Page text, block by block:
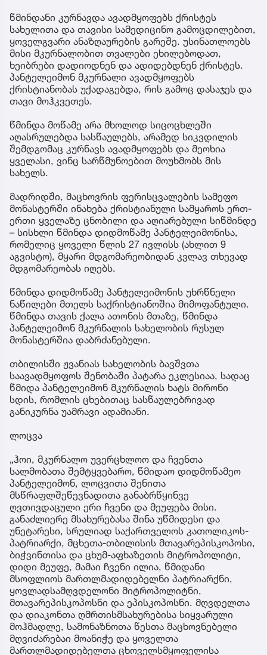
წმინდანი კურნავდა ავადმყოფებს ქრისტეს
სახელითა და თავისი სამედიცინო გამოცდილებით,
ყოველგვარი ანაზღაურების გარეშე. უსინათლოებს
მისი მკურნალობით თვალები ეხილებოდათ,
ხეიბრები დადიოდნენ და ადიდებდნენ ქრისტეს.
პანტელეიმონ მკურნალი ავადმყოფებს
ქრისტიანობას უქადაგებდა, რის გამოც დასაჯეს და
თავი მოჰკვეთეს.
წმინდა მოწამე არა მხოლოდ სიცოცხლეში
აღასრულებდა სასწაულებს, არამედ სიკვდილის
შემდგომაც კურნავს ავადმყოფებს და მეოხია
ყველასი, ვინც სარწმუნოებით მოუხმობს მის
სახელს.
მადრიდში, მაცხოვრის ფერისცვალების სამეფო
მონასტერში ინახება ქრისტიანული სამყაროს ერთ-
ერთი ყველაზე ცნობილი და აღიარებული სიწმინდე
– სისხლი წმინდა დიდმოწამე პანტელეიმონისა,
რომელიც ყოველი წლის 27 ივლისს (ახლით 9
აგვისტო), მყარი მდგომარეობიდან კვლავ თხევად
მდგომარეობას იღებს.
წმინდა დიდმოწამე პანტელეიმონის უხრწნელი
ნაწილები მთელს საქრისტიანოშია მიმოფანტული.
წმინდა თავის ქალა ათონის მთაზე, წმინდა
პანტელეიმონ მკურნალის სახელობის რუსულ
მონასტერშია დაბრძანებული.
თბილისში ჟვანიას სახელობის ბავშვთა
საავადმყოფოს შენობაში პატარა ეკლესიაა, სადაც
წმიდა პანტელეიმონ მკურნალის ხატს მირონი
სდის, რომლის ცხებითაც სასწაულებრივად
განიკურნა უამრავი ადამიანი.
ლოცვა
„ჰოი, მკურნალო უვერცხლოო და ჩვენთა
სალმობათა შემტყვებარო, წმიდაო დიდმოწამეო
პანტელეიმონ, ლოცვითა შენითა
მსწრაფლშეწევნადითა განაბრწყინვე
ღვთივდაცული ერი ჩვენი და მეუფება მისი.
განაძლიერე მსახურებასა შინა უწმიდესი და
უნეტარესი, სრულიად საქართველოს კათოლიკოს-
პატრიარქი, მცხეთა-თბილისის მთავარეპისკოპოსი,
ბიჭვინთისა და ცხუმ-აფხაზეთის მიტროპოლიტი,
დიდი მეუფე, მამაი ჩვენი ილია, წმიდანი
მსოფლიოს მართლმადიდებელნი პატრიარქნი,
ყოვლადსამღვდელონი მიტროპოლიტნი,
მთავარეპისკოპოსნი და ეპისკოპოსნი. მღვდელთა
და დიაკონთა ღმრთისმსახურებისა სიყვარული
მოჰმადლე, სამონაზნოთა წესთა მაცხოვნებელი
მღვიძარებაი მოანიჭე და ყოველთა
მართლმადიდებელთა ცხოველსმყოფელისა